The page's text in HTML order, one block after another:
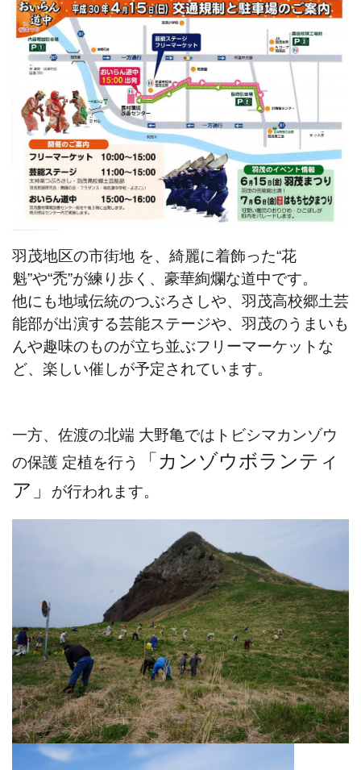
羽茂地区の市街地 を、 綺麗に着飾った“花
魁”や“禿”が練り歩く、豪華絢爛な道中です。
他にも地域伝統のつぶろさしや、羽茂高校郷土芸
能部が出演する芸能ステージや、羽茂のうまいも
んや趣味のものが立ち並ぶフリーマーケットな
ど、楽しい催しが予定されています。
一方、佐渡の北端 大野亀ではトビシマカンゾウ
の保護 定植を行う
「カンゾウボランティ
ア」
が行われます。